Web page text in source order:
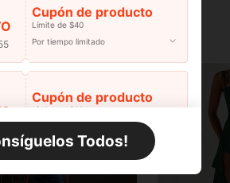
Cupón de producto
Límite de $40
Por tiempo limitado
Cupón de producto
Límite de $60
Todos!